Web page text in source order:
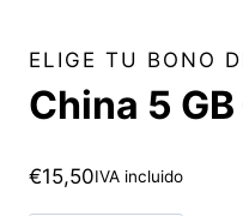
ELIGE TU BONO
China 5
€15,50IVA incluido